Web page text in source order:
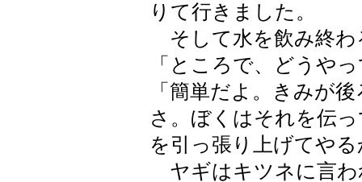
りて行きました。
そして水を飲み終わ
「ところで、どうや
「簡単だよ。きみが
さ。ぼくはそれを伝
を引っ張り上げてや
ヤギはキツネに言わ